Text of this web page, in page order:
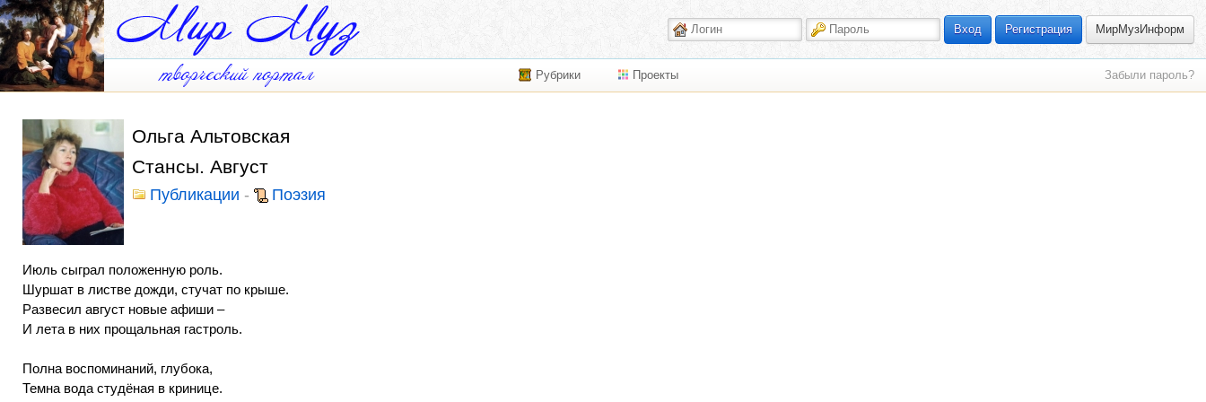
Вход Регистрация МирМузИнформ
Рубрики Проекты Забыли пароль?
Ольга Альтовская
Стансы. Август
Публикации - Поэзия
Июль сыграл положенную роль.
Шуршат в листве дожди, стучат по крыше.
Развесил август новые афиши –
И лета в них прощальная гастроль.
Полна воспоминаний, глубока,
Темна вода студёная в кринице.